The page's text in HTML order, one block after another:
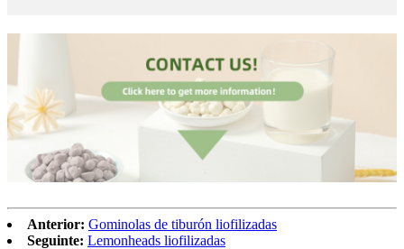
Anterior: Gominolas de tiburón liofilizadas
Seguinte: Lemonheads liofilizadas